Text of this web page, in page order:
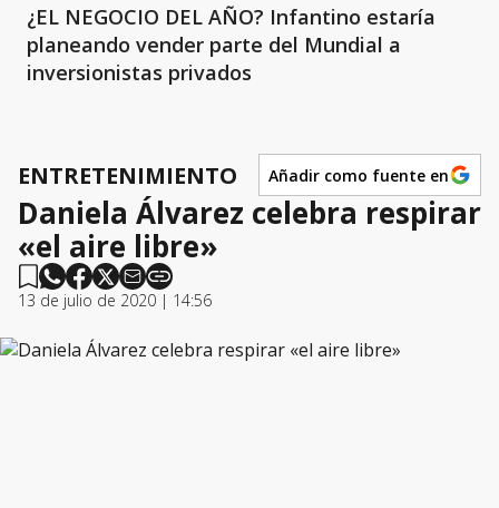
¿EL NEGOCIO DEL AÑO? Infantino estaría
planeando vender parte del Mundial a
inversionistas privados
ENTRETENIMIENTO Añadir como fuente en
Daniela Álvarez celebra respirar
«el aire libre»
13 de julio de 2020 | 14:56